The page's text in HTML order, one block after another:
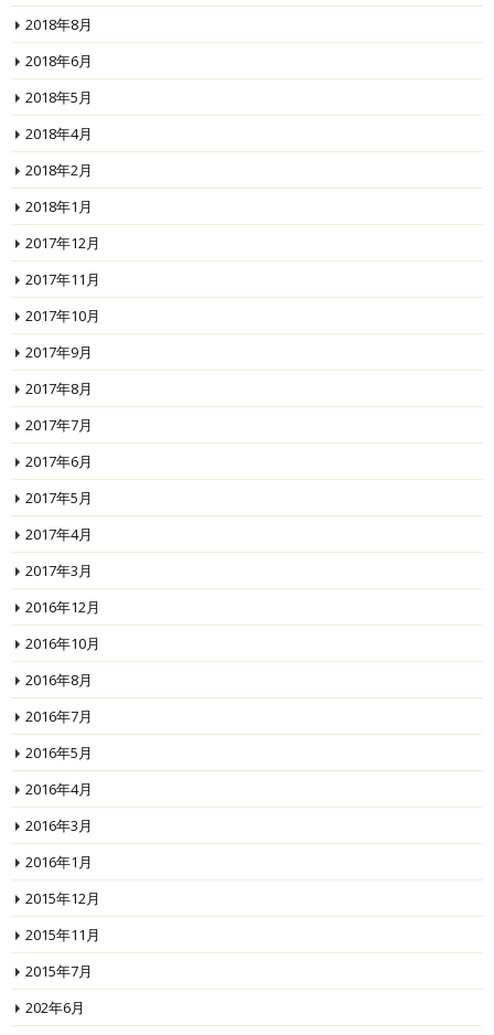
2018年8月
2018年6月
2018年5月
2018年4月
2018年2月
2018年1月
2017年12月
2017年11月
2017年10月
2017年9月
2017年8月
2017年7月
2017年6月
2017年5月
2017年4月
2017年3月
2016年12月
2016年10月
2016年8月
2016年7月
2016年5月
2016年4月
2016年3月
2016年1月
2015年12月
2015年11月
2015年7月
202年6月